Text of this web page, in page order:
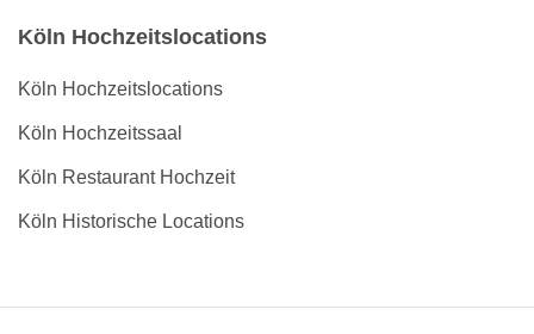
Köln Hochzeitslocations
Köln Hochzeitslocations
Köln Hochzeitssaal
Köln Restaurant Hochzeit
Köln Historische Locations